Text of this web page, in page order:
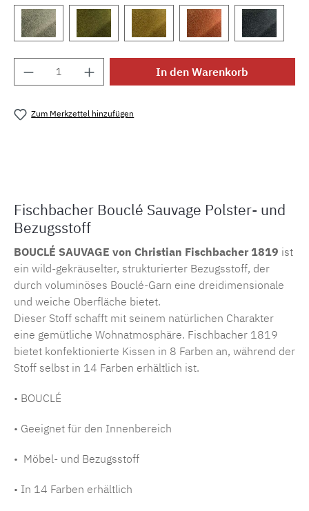
Produkt Anzahl: Gib den gewünschten
In den Warenkorb
Zum Merkzettel hinzufügen
Fischbacher Bouclé Sauvage Polster- und
Bezugsstoff
BOUCLÉ SAUVAGE von Christian Fischbacher 1819 ist
ein wild-gekräuselter, strukturierter Bezugsstoff, der
durch voluminöses Bouclé-Garn eine dreidimensionale
und weiche Oberfläche bietet.
Dieser Stoff schafft mit seinem natürlichen Charakter
eine gemütliche Wohnatmosphäre. Fischbacher 1819
bietet konfektionierte Kissen in 8 Farben an, während der
Stoff selbst in 14 Farben erhältlich ist.
• BOUCLÉ
• Geeignet für den Innenbereich
• Möbel- und Bezugsstoff
• In 14 Farben erhältlich